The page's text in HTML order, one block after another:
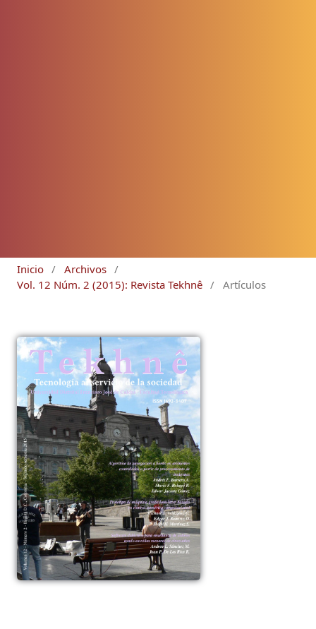
Inicio / Archivos /
Vol. 12 Núm. 2 (2015): Revista Tekhnê / Artículos